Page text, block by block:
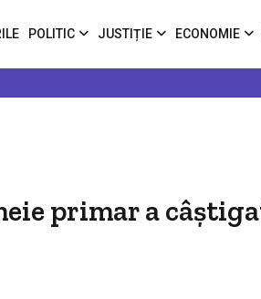
POLITIC JUSTIȚIE ECONOMIE
primar a